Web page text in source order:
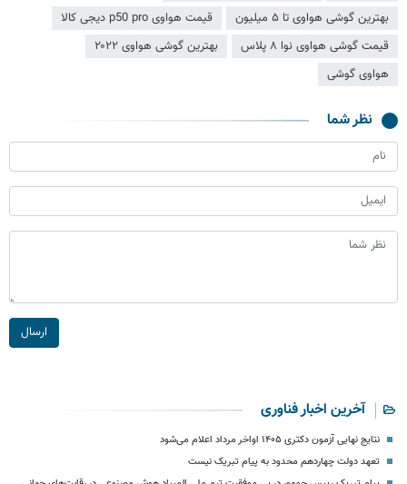
بهترین گوشی هواوی تا ۵ میلیون
قیمت هواوی p50 pro دیجی کالا
قیمت گوشی هواوی نوا ۸ پلاس
بهترین گوشی هواوی ۲۰۲۲
هواوی گوشی
نظر شما
ارسال
آخرین اخبار فناوری
نتایج نهایی آزمون دکتری ۱۴۰۵ اواخر مرداد اعلام می‌شود
تعهد دولت چهاردهم محدود به پیام تبریک نیست